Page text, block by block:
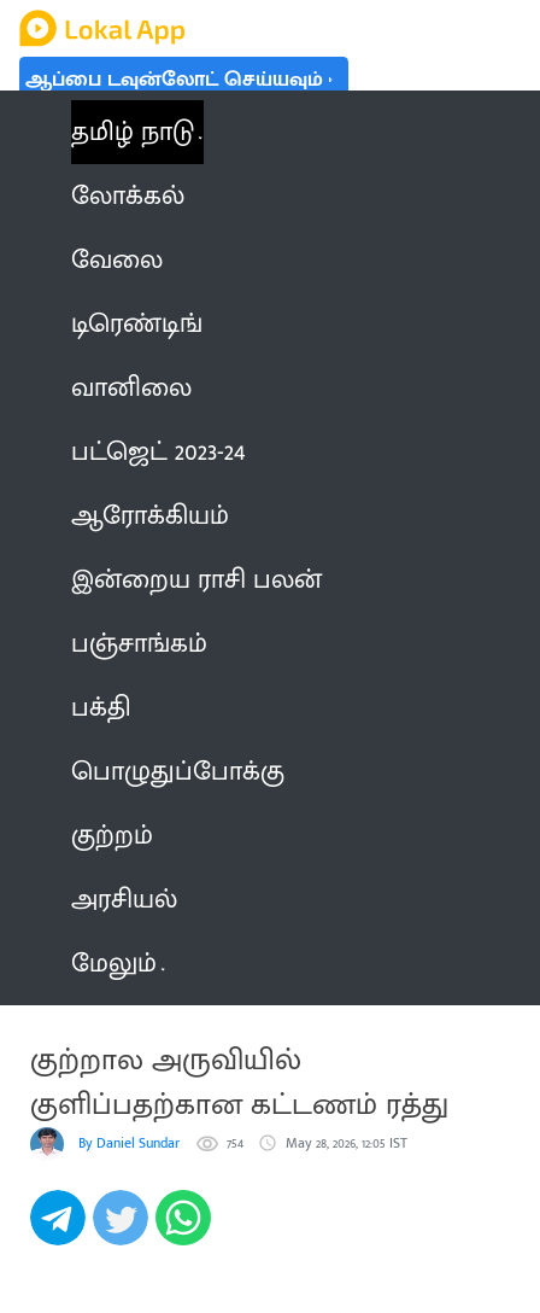
ஆப்பை டவுன்லோட் செய்யவும்
தமிழ் நாடு
லோக்கல்
வேலை
டிரெண்டிங்
வானிலை
பட்ஜெட் 2023-24
ஆரோக்கியம்
இன்றைய ராசி பலன்
பஞ்சாங்கம்
பக்தி
பொழுதுப்போக்கு
குற்றம்
அரசியல்
மேலும்
குற்றால அருவியில்
குளிப்பதற்கான கட்டணம் ரத்து
By Daniel Sundar 754 May 28, 2026, 12:05 IST